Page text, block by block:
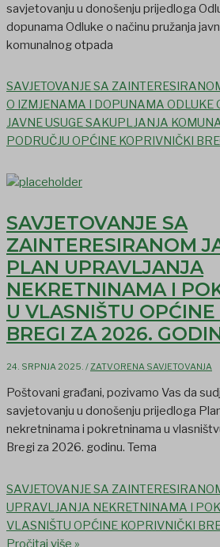
savjetovanju u donošenju prijedloga
dopunama Odluke o načinu pružanja
komunalnog otpada
SAVJETOVANJE SA
O IZMJENAMA I DOPUNAMA ODLUKE
JAVNE USUGE SAKUPLJANJA
PODRUČJU OPĆINE KOPRIVNIČKI
SAVJETOVANJE SA
ZAINTERESIRANOM
PLAN UPRAVLJANJA
NEKRETNINAMA I
U VLASNIŠTU
BREGI ZA 2026.
24. SRPNJA 2025. /ZATVORENA SAVJETOVANJA
Poštovani građani, pozivamo Vas da
savjetovanju u donošenju prijedloga
nekretninama i pokretninama u
Bregi za 2026. godinu. Tema
SAVJETOVANJE SA
UPRAVLJANJA NEKRETNINAMA I
VLASNIŠTU OPĆINE KOPRIVNIČKI
Pročitaj više »